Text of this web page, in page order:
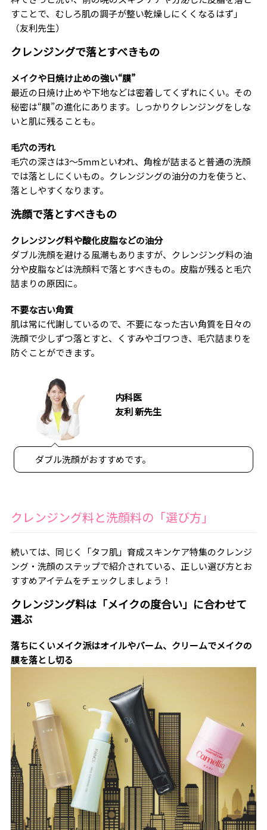
すことで、むしろ肌の調子が整い乾燥しにくくなるはず」
（友利先生）
クレンジングで落とすべきもの
メイクや日焼け止めの強い“膜”
最近の日焼け止めや下地などは密着してくずれにくい。その
秘密は“膜”の進化にあります。しっかりクレンジングをしな
いと肌に残ることも。
毛穴の汚れ
毛穴の深さは3〜5mmといわれ、角栓が詰まると普通の洗顔
では落としにくいもの。クレンジングの油分の力を使うと、
落としやすくなります。
洗顔で落とすべきもの
クレンジング料や酸化皮脂などの油分
ダブル洗顔を避ける風潮もありますが、クレンジング料の油
分や皮脂などは洗顔料で落とすべきもの。皮脂が残ると毛穴
詰まりの原因に。
不要な古い角質
肌は常に代謝しているので、不要になった古い角質を日々の
洗顔で少しずつ落とすと、くすみやゴワつき、毛穴詰まりを
防ぐことができます。
内科医
友利 新先生
ダブル洗顔がおすすめです。
クレンジング料と洗顔料の「選び方」
続いては、同じく「タフ肌」育成スキンケア特集のクレンジ
ング・洗顔のステップで紹介されている、正しい選び方とお
すすめアイテムをチェックしましょう！
クレンジング料は「メイクの度合い」に合わせて
選ぶ
落ちにくいメイク派はオイルやバーム、クリームでメイクの
膜を落とし切る